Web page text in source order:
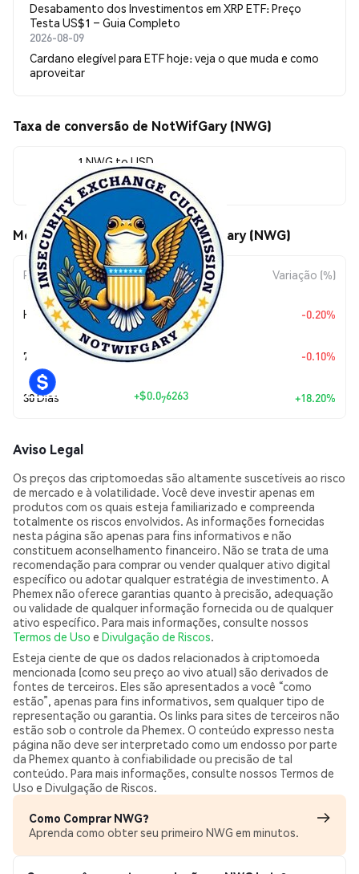
Desabamento dos Investimentos em XRP ETF: Preço
Testa US$1 – Guia Completo
2026-08-09
Cardano elegível para ETF hoje: veja o que muda e como
aproveitar
Taxa de conversão de NotWifGary (NWG)
1 NWG to USD
$0.00000041
Movimentos de preço de NotWifGary (NWG)
Período Variação do Valor Variação (%)
Hoje +$0.098151 -0.20%
7 Dias +$0.094071 -0.10%
30 Dias +$0.076263 +18.20%
Aviso Legal
Os preços das criptomoedas são altamente suscetíveis ao risco
de mercado e à volatilidade. Você deve investir apenas em
produtos com os quais esteja familiarizado e compreenda
totalmente os riscos envolvidos. As informações fornecidas
nesta página são apenas para fins informativos e não
constituem aconselhamento financeiro. Não se trata de uma
recomendação para comprar ou vender qualquer ativo digital
específico ou adotar qualquer estratégia de investimento. A
Phemex não oferece garantias quanto à precisão, adequação
ou validade de qualquer informação fornecida ou de qualquer
ativo específico. Para mais informações, consulte nossos
Termos de Uso e Divulgação de Riscos.
Esteja ciente de que os dados relacionados à criptomoeda
mencionada (como seu preço ao vivo atual) são derivados de
fontes de terceiros. Eles são apresentados a você “como
estão”, apenas para fins informativos, sem qualquer tipo de
representação ou garantia. Os links para sites de terceiros não
estão sob o controle da Phemex. O conteúdo expresso nesta
página não deve ser interpretado como um endosso por parte
da Phemex quanto à confiabilidade ou precisão de tal
conteúdo. Para mais informações, consulte nossos Termos de
Uso e Divulgação de Riscos.
Como Comprar NWG?
Aprenda como obter seu primeiro NWG em minutos.